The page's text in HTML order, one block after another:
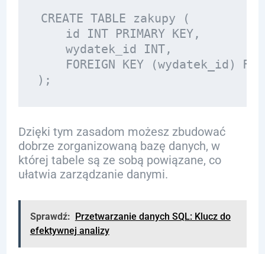
CREATE TABLE zakupy (
    id INT PRIMARY KEY,
    wydatek_id INT,
FOREIGN KEY (wydatek_id)
Dzięki tym zasadom możesz zbudować
dobrze zorganizowaną bazę danych, w
której tabele są ze sobą powiązane, co
ułatwia zarządzanie danymi.
Sprawdź: Przetwarzanie danych SQL: Klucz do
efektywnej analizy